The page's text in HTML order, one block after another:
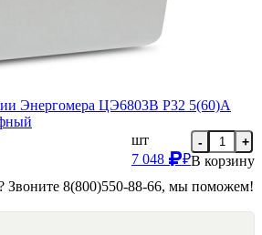
Энергомера ЦЭ6803В Р32 5(60)А
шт
7 048
₽
- +
В корзину
Звоните 8(800)550-88-66, мы поможем!